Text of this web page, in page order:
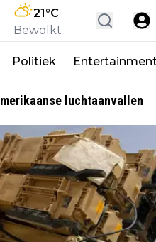
21°C
Bewolkt
Politiek
luchtaanvallen